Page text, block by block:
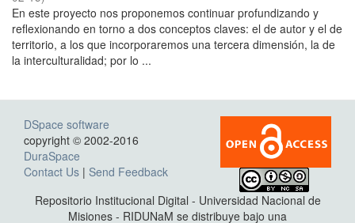
En este proyecto nos proponemos continuar profundizando y
reflexionando en torno a dos conceptos claves: el de autor y el de
territorio, a los que incorporaremos una tercera dimensión, la de
la interculturalidad; por lo ...
DSpace software
copyright © 2002-2016
DuraSpace
Contact Us | Send Feedback
Repositorio Institucional Digital - Universidad Nacional de
Misiones - RIDUNaM se distribuye bajo una